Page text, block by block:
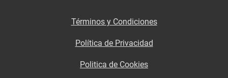
Términos y Condiciones
Política de Privacidad
Politica de Cookies